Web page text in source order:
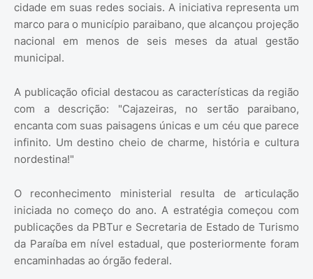
cidade em suas redes sociais. A iniciativa representa um
marco para o município paraibano, que alcançou projeção
nacional em menos de seis meses da atual gestão
municipal.
A publicação oficial destacou as características da região
com a descrição: "Cajazeiras, no sertão paraibano,
encanta com suas paisagens únicas e um céu que parece
infinito. Um destino cheio de charme, história e cultura
nordestina!"
O reconhecimento ministerial resulta de articulação
iniciada no começo do ano. A estratégia começou com
publicações da PBTur e Secretaria de Estado de Turismo
da Paraíba em nível estadual, que posteriormente foram
encaminhadas ao órgão federal.